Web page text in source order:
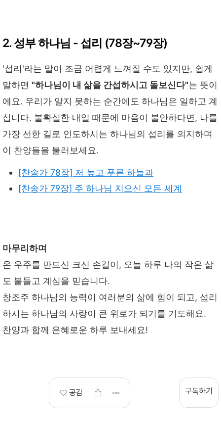
2. 성부 하나님 - 섭리 (78장~79장)
'섭리'라는 말이 조금 어렵게 느껴질 수도 있지만, 쉽게
말하면 "하나님이 내 삶을 간섭하시고 돌보신다"는 뜻이
에요. 우리가 알지 못하는 순간에도 하나님은 일하고 계
십니다. 불확실한 내일 때문에 마음이 불안하다면, 나를
가장 선한 길로 인도하시는 하나님의 섭리를 의지하며
이 찬양들을 불러보세요.
[찬송가 78장] 저 높고 푸른 하늘과
[찬송가 79장] 주 하나님 지으신 모든 세계
마무리하며
온 우주를 만드신 크신 손길이, 오늘 하루 나의 작은 삶
도 붙들고 계심을 믿습니다.
창조주 하나님의 능력이 여러분의 삶에 힘이 되고, 섭리
하시는 하나님의 사랑이 큰 위로가 되기를 기도해요.
찬양과 함께 은혜로운 하루 보내세요!
공감 구독하기